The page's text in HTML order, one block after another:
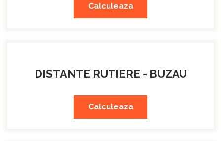
Calculeaza
DISTANTE RUTIERE - BUZAU
Calculeaza